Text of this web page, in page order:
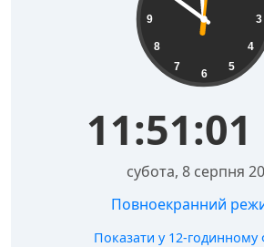
3
4
5
6
7
8
9
11:51:01
субота, 8 серпня
Повноекранний
Показати у 12-годинному